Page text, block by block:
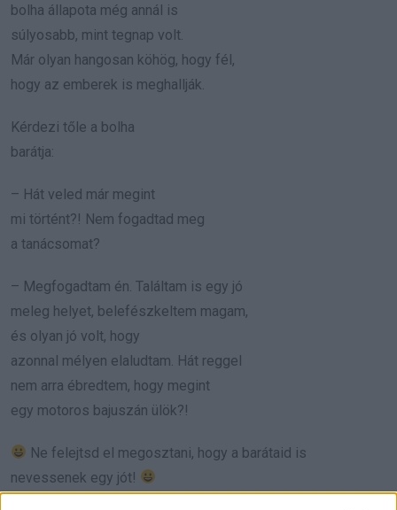
bolha állapota még annál is
súlyosabb, mint tegnap volt.
Már olyan hangosan köhög, hogy fél,
hogy az emberek is meghallják.
Kérdezi tőle a bolha
barátja:
– Hát veled már megint
mi történt?! Nem fogadtad meg
a tanácsomat?
– Megfogadtam én. Találtam is egy jó
meleg helyet, belefészkeltem magam,
és olyan jó volt, hogy
azonnal mélyen elaludtam. Hát reggel
nem arra ébredtem, hogy megint
egy motoros bajuszán ülök?!
Ne felejtsd el megosztani, hogy a barátaid is
nevessenek egy jót!